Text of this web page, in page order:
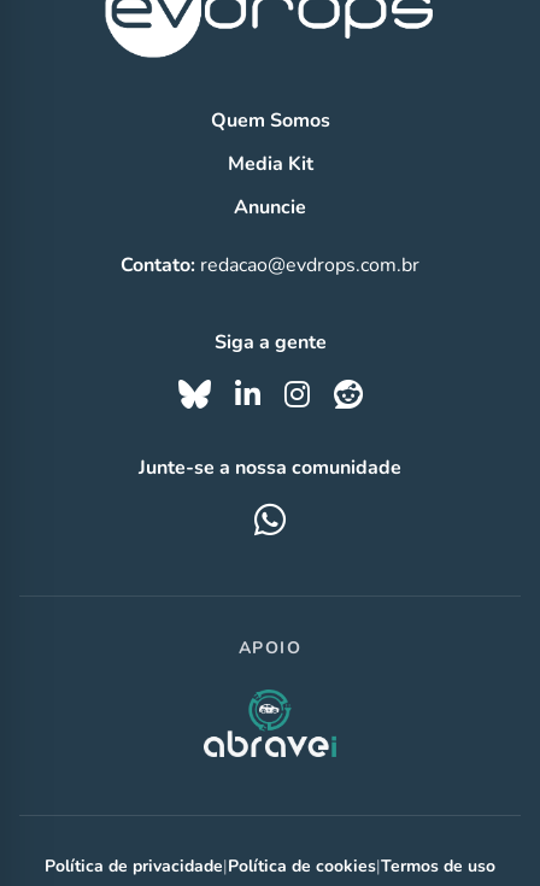
Quem Somos
Media Kit
Anuncie
Contato: redacao@evdrops.com.br
Siga a gente
Junte-se a nossa comunidade
APOIO
Política de privacidade|Política de cookies|Termos de uso